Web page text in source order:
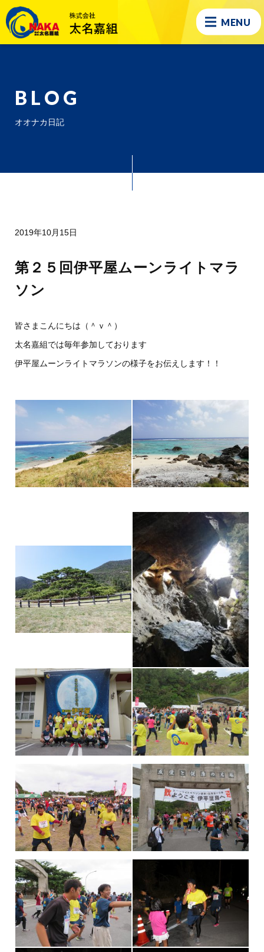
MENU
BLOG
オオナカ日記
2019年10月15日
第２５回伊平屋ムーンライトマラ
ソン
皆さまこんにちは（＾ｖ＾）
太名嘉組では毎年参加しております
伊平屋ムーンライトマラソンの様子をお伝えします！！